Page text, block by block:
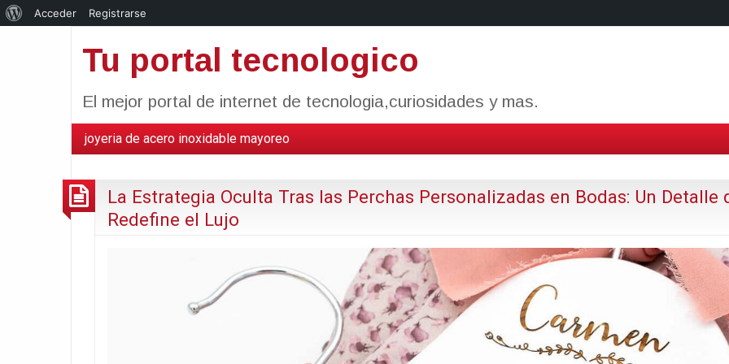
Tu portal tecnologico
El mejor portal de internet de tecnologia,curiosidades y mas.
joyeria de acero inoxidable mayoreo
La Estrategia Oculta Tras las Perchas Personalizadas en Bodas: Un Detalle
Redefine el Lujo
Acerca
Acceder
Registrarse